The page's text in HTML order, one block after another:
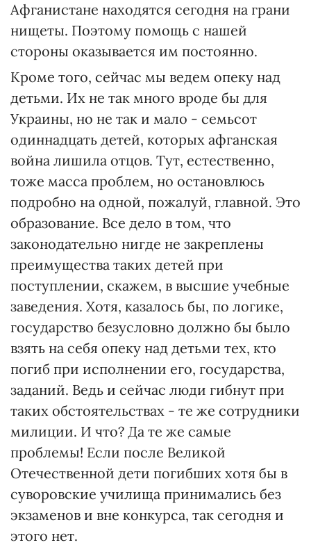
Афганистане находятся сегодня на грани
нищеты. Поэтому помощь с нашей
стороны оказывается им постоянно.
Кроме того, сейчас мы ведем опеку над
детьми. Их не так много вроде бы для
Украины, но не так и мало - семьсот
одиннадцать детей, которых афганская
война лишила отцов. Тут, естественно,
тоже масса проблем, но остановлюсь
подробно на одной, пожалуй, главной. Это
образование. Все дело в том, что
законодательно нигде не закреплены
преимущества таких детей при
поступлении, скажем, в высшие учебные
заведения. Хотя, казалось бы, по логике,
государство безусловно должно бы было
взять на себя опеку над детьми тех, кто
погиб при исполнении его, государства,
заданий. Ведь и сейчас люди гибнут при
таких обстоятельствах - те же сотрудники
милиции. И что? Да те же самые
проблемы! Если после Великой
Отечественной дети погибших хотя бы в
суворовские училища принимались без
экзаменов и вне конкурса, так сегодня и
этого нет.